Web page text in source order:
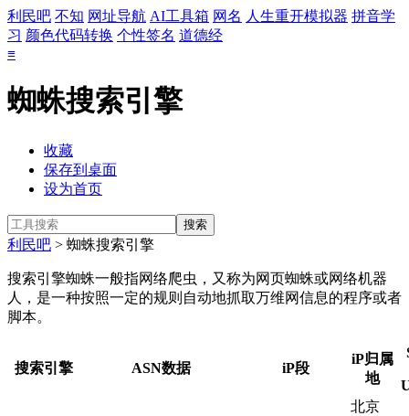
利民吧 不知 网址导航 AI工具箱 网名 人生重开模拟器 拼音学
习 颜色代码转换 个性签名 道德经
≡
蜘蛛搜索引擎
收藏
保存到桌面
设为首页
利民吧 > 蜘蛛搜索引擎
搜索引擎蜘蛛一般指网络爬虫，又称为网页蜘蛛或网络机器
人，是一种按照一定的规则自动地抓取万维网信息的程序或者
脚本。
搜索引擎 ASN数据 iP段
iP归属
地
北京